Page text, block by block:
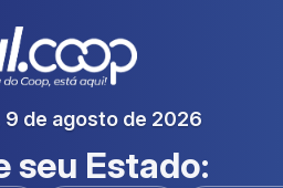
9 de agosto de 2026
seu Estado: